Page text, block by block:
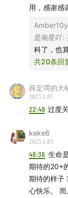
过度关注
阅读、
我的两次
35:41 如何做到
让自己稀
47:00 年轻时该
▪️主播：@谭立
用，感谢感
Amber10y
是南星吖:
科了，也
共20条回
薛定谔的大
2025.1.07
22:49 过度
keke6
2025.1.03
48:36 生命
期待的20+
期待的样子
心快乐。